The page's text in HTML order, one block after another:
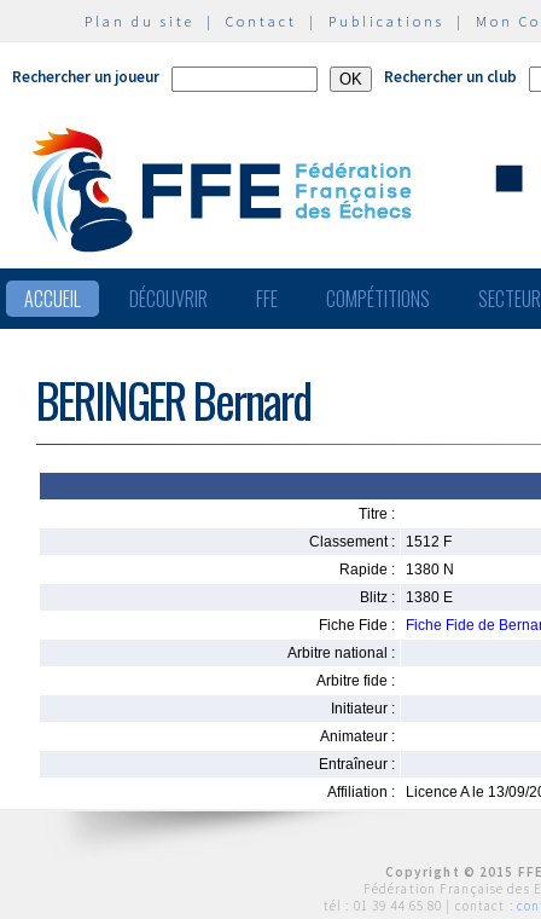
Plan du site | Contact | Publications | Mon
Rechercher un joueur Rechercher un club
ACCUEIL DÉCOUVRIR FFE COMPÉTITIONS
BERINGER Bernard
Titre :
Classement :
1512 F
Rapide :
1380 N
Blitz :
1380 E
Fiche Fide :
Fiche Fide de
Arbitre national :
Arbitre fide :
Initiateur :
Animateur :
Entraîneur :
Affiliation :
Licence A le 13/09/
Copyright © 2015
Fédération Française des
tél : 01 39 44 65 80 | contact :